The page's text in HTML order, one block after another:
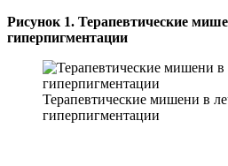
Рисунок 1. Терапевтические
гиперпигментации
Терапевтические мишени в
гиперпигментации